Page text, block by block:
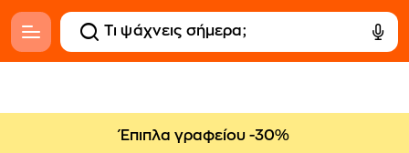
Έπιπλα γραφείου -30%